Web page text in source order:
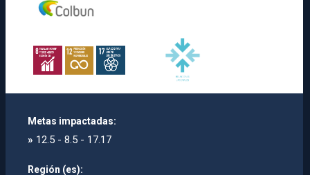
Metas impactadas:
» 12.5 - 8.5 - 17.17
Región (es):